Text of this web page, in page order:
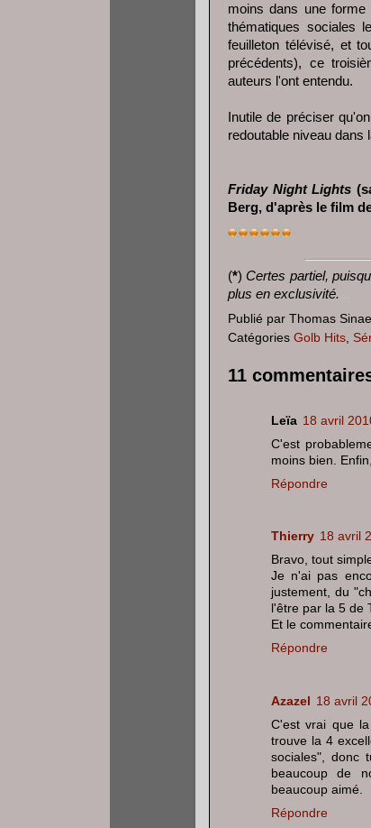
moins dans une
thématiques sociales
feuilleton télévisé, et
précédents), ce
auteurs l'ont entendu.
Inutile de préciser
redoutable niveau dans
Friday Night Lights
Berg, d'après le film
(*)Certes partiel,
plus en exclusivité.
Publié par Thomas
Catégories Golb Hits,
11
Leïa 18 avril
C'est
moins bien.
Répondre
Thierry 18 avril
Bravo, tout
Je n'ai pas
justement, du
l'être par la 5 de
Et le
Répondre
Azazel
18 avril
C'est vrai que
trouve la 4
sociales", donc
beaucoup de
beaucoup aimé.
Répondre